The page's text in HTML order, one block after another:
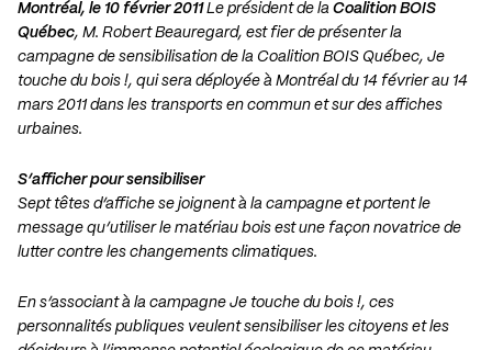
Montréal, le 10 février 2011Le président de la Coalition BOIS
Québec, M. Robert Beauregard, est fier de présenter la
campagne de sensibilisation de la Coalition BOIS Québec, Je
touche du bois !, qui sera déployée à Montréal du 14 février au 14
mars 2011 dans les transports en commun et sur des affiches
urbaines.
S’afficher pour sensibiliser
Sept têtes d’affiche se joignent à la campagne et portent le
message qu’utiliser le matériau bois est une façon novatrice de
lutter contre les changements climatiques.
En s’associant à la campagne Je touche du bois !, ces
personnalités publiques veulent sensibiliser les citoyens et les